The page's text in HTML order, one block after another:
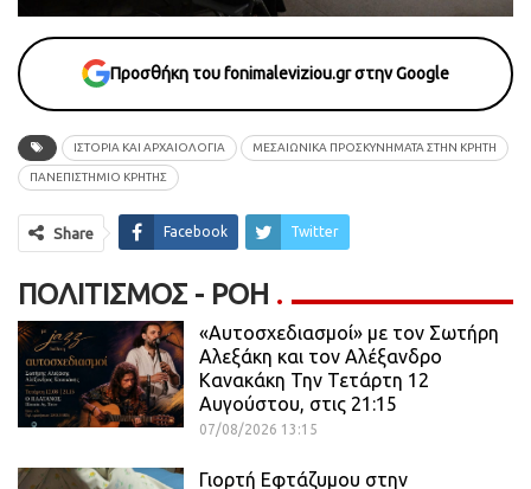
Προσθήκη του fonimaleviziou.gr στην Google
ΙΣΤΟΡΙΑ ΚΑΙ ΑΡΧΑΙΟΛΟΓΙΑ ΜΕΣΑΙΩΝΙΚΑ ΠΡΟΣΚΥΝΗΜΑΤΑ ΣΤΗΝ ΚΡΗΤΗ
ΠΑΝΕΠΙΣΤΗΜΙΟ ΚΡΗΤΗΣ
Share Facebook Twitter
ΠΟΛΙΤΙΣΜΌΣ - ΡΟΗ
«Αυτοσχεδιασμοί» με τον Σωτήρη
Αλεξάκη και τον Αλέξανδρο
Κανακάκη Την Τετάρτη 12
Αυγούστου, στις 21:15
07/08/2026 13:15
Γιορτή Εφτάζυμου στην